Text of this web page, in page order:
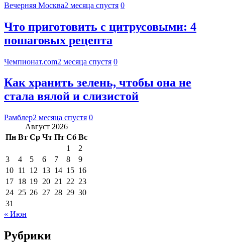
Вечерняя Москва2 месяца спустя 0
Что приготовить с цитрусовыми: 4
пошаговых рецепта
Чемпионат.com2 месяца спустя 0
Как хранить зелень, чтобы она не
стала вялой и слизистой
Рамблер2 месяца спустя 0
Август 2026
Пн Вт Ср Чт Пт Сб Вс
1
2
3
4 5 6 7 8
9
10 11 12 13 14 15 16
17 18 19 20 21 22 23
24 25 26 27 28 29 30
31
« Июн
Рубрики